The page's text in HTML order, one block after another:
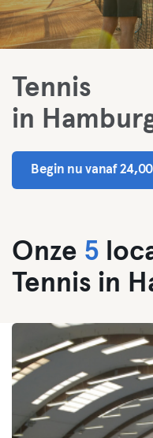
Tennis
in
Begin nu vanaf
Onze 5
Tennis in